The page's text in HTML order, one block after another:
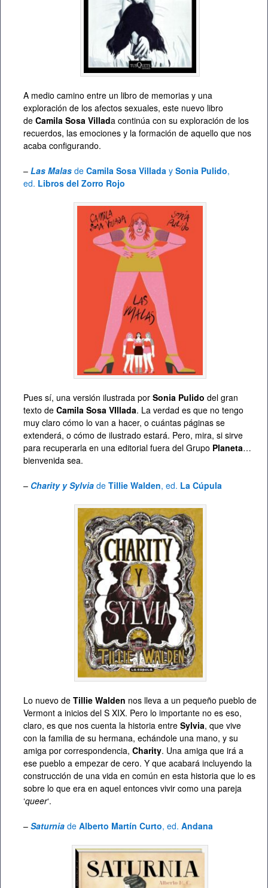
A medio camino entre un libro de memorias y una
exploración de los afectos sexuales, este nuevo libro
de Camila Sosa Villada continúa con su exploración de los
recuerdos, las emociones y la formación de aquello que nos
acaba configurando.
– Las Malas de Camila Sosa Villada y Sonia Pulido,
ed. Libros del Zorro Rojo
Pues sí, una versión ilustrada por Sonia Pulido del gran
texto de Camila Sosa VIllada. La verdad es que no tengo
muy claro cómo lo van a hacer, o cuántas páginas se
extenderá, o cómo de ilustrado estará. Pero, mira, si sirve
para recuperarla en una editorial fuera del Grupo Planeta…
bienvenida sea.
– Charity y Sylvia de Tillie Walden, ed. La Cúpula
Lo nuevo de Tillie Walden nos lleva a un pequeño pueblo de
Vermont a inicios del S XIX. Pero lo importante no es eso,
claro, es que nos cuenta la historia entre Sylvia, que vive
con la familia de su hermana, echándole una mano, y su
amiga por correspondencia, Charity. Una amiga que irá a
ese pueblo a empezar de cero. Y que acabará incluyendo la
construcción de una vida en común en esta historia que lo es
sobre lo que era en aquel entonces vivir como una pareja
‘queer‘.
– Saturnia de Alberto Martín Curto, ed. Andana